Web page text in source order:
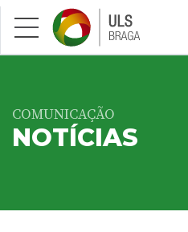
Saltar para conteúdo principal
COMUNICAÇÃO
NOTÍCIAS